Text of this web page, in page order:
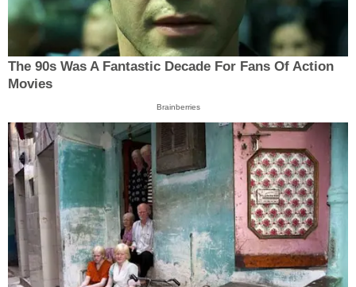
The 90s Was A Fantastic Decade For Fans Of Action
Movies
Brainberries